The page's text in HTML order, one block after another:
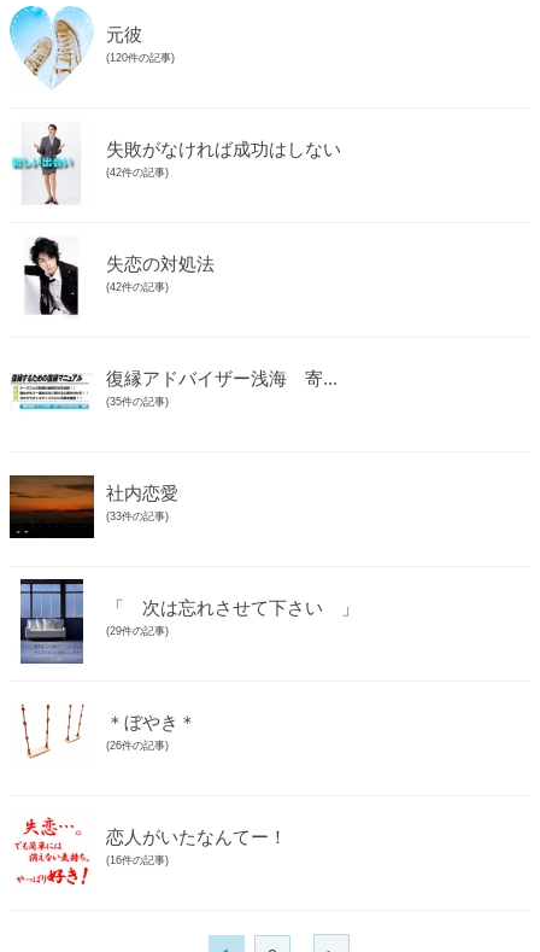
元彼
(120件の記事)
失敗がなければ成功はしない
(42件の記事)
失恋の対処法
(42件の記事)
復縁アドバイザー浅海 寄...
(35件の記事)
社内恋愛
(33件の記事)
「 次は忘れさせて下さい 」
(29件の記事)
＊ぼやき＊
(26件の記事)
恋人がいたなんてー！
(16件の記事)